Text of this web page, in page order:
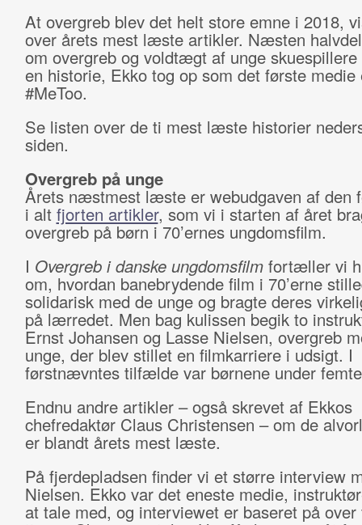
At overgreb blev det helt store emne i 2018,
over årets mest læste artikler. Næsten
om overgreb og voldtægt af unge skuespillere
en historie, Ekko tog op som det første medie
#MeToo.
Se listen over de ti mest læste historier
siden.
Overgreb på unge
Årets næstmest læste er webudgaven af den
i alt fjorten artikler, som vi i starten af året
overgreb på børn i 70’ernes ungdomsfilm.
I Overgreb i danske ungdomsfilmfortæller vi
om, hvordan banebrydende film i 70’erne
solidarisk med de unge og bragte deres
på lærredet. Men bag kulissen begik to
Ernst Johansen og Lasse Nielsen, overgreb
unge, der blev stillet en filmkarriere i udsigt. I
førstnævntes tilfælde var børnene under
Endnu andre artikler – også skrevet af Ekkos
chefredaktør Claus Christensen – om de
er blandt årets mest læste.
På fjerdepladsen finder vi et større interview
Nielsen. Ekko var det eneste medie,
at tale med, og interviewet er baseret på over